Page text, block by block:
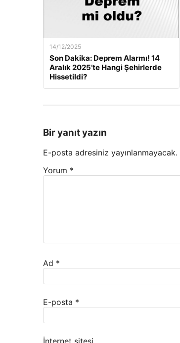
14/12/2025
Son Dakika: Deprem Alarmı! 14
Aralık 2025’te Hangi Şehirlerde
Hissetildi?
Bir yanıt yazın
E-posta adresiniz yayınlanmayacak.
Yorum *
Ad *
E-posta *
İnternet sitesi